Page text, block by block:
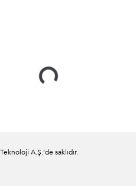
A.Ş.’de saklıdır.